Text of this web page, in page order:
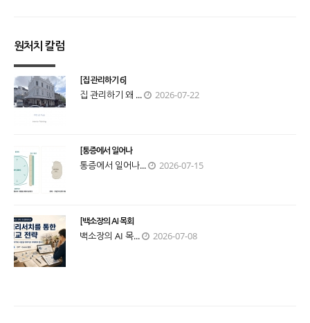
원처치 칼럼
[집 관리하기 6]
집 관리하기 왜 ... 2026-07-22
[통증에서 일어나
통증에서 일어나... 2026-07-15
[백소장의 AI 목회
백소장의 AI 목... 2026-07-08